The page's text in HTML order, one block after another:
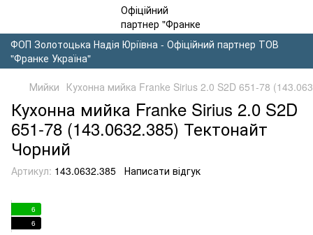
ФОП Золотоцька Надія Юріївна - Офіційний партнер ТОВ
"Франке Україна"
Мийки Кухонна мийка Franke Sirius 2.0 S2D 651-78
Кухонна мийка Franke Sirius 2.0 S2D
651-78 (143.0632.385) Тектонайт
Чорний
Артикул: 143.0632.385 Написати відгук
6
6